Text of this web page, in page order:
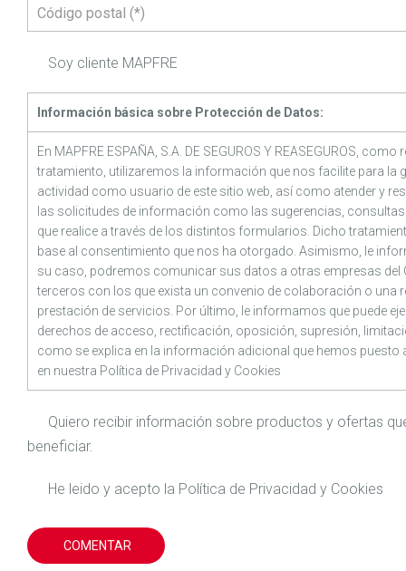
Soy cliente MAPFRE
Información básica sobre Protección de Datos:
En MAPFRE ESPAÑA, S.A. DE SEGUROS Y REASEGUROS,
tratamiento, utilizaremos la información que nos facilite para la
actividad como usuario de este sitio web, así como atender y
las solicitudes de información como las sugerencias,
que realice a través de los distintos formularios. Dicho
base al consentimiento que nos ha otorgado. Asimismo, le
su caso, podremos comunicar sus datos a otras empresas del
terceros con los que exista un convenio de colaboración o una
prestación de servicios. Por último, le informamos que puede
derechos de acceso, rectificación, oposición, supresión,
como se explica en la información adicional que hemos puesto
en nuestra Política de Privacidad y Cookies
Quiero recibir información sobre productos y ofertas
beneficiar.
He leido y acepto la Política de Privacidad y Cookies
COMENTAR